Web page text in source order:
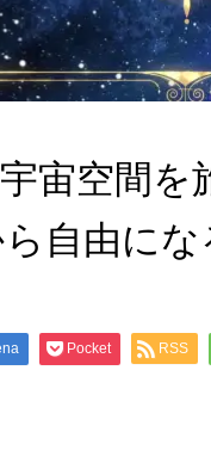
宇宙空間
自由にな
Pocket RSS